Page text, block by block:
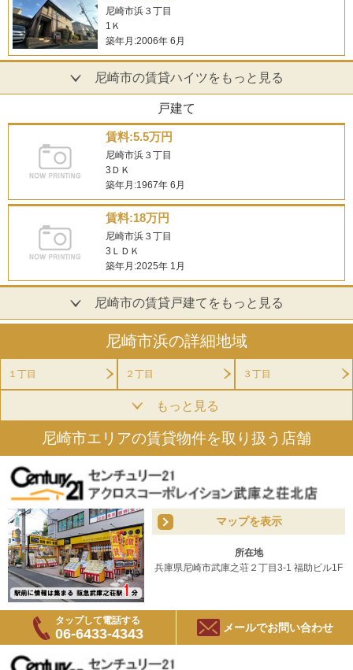
尼崎市浜３丁目
1Ｋ
築年月:2006年 6月
尼崎市の賃貸ハイツをもっと見る
戸建て
賃料:5.5万円
尼崎市浜３丁目
3ＤＫ
築年月:1967年 6月
賃料:18万円
尼崎市浜３丁目
3ＬＤＫ
築年月:2025年 1月
尼崎市の賃貸戸建てをもっと見る
尼崎市浜の詳細地域
１丁目 ２丁目 ３丁目
もっと見る
尼崎市エリアの賃貸物件を取り扱う店舗
マップを表示
所在地
兵庫県尼崎市武庫之荘２丁目3-1 福助ビル1F
タップして電話する
06-6433-4343 メールでお問い合わせ